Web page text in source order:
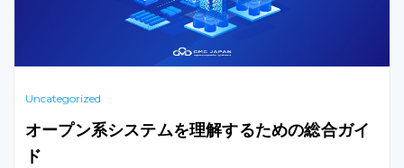
Uncategorized
オープン系システムを理解するための総合ガイ
ド